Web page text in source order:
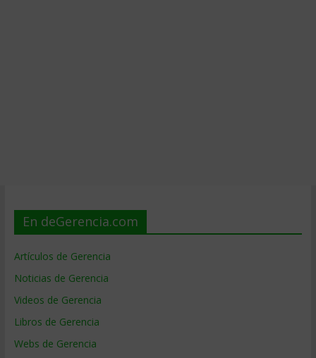
En deGerencia.com
Artículos de Gerencia
Noticias de Gerencia
Videos de Gerencia
Libros de Gerencia
Webs de Gerencia